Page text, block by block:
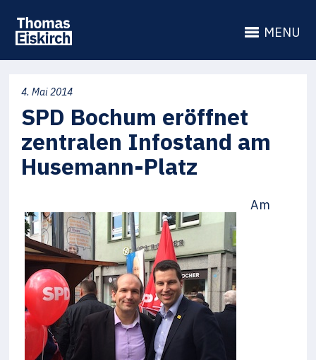
MENU
4. Mai 2014
SPD Bochum eröffnet
zentralen Infostand am
Husemann-Platz
Am